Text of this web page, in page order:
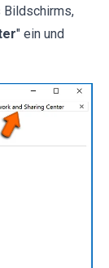
Bildschirms,
" ein und